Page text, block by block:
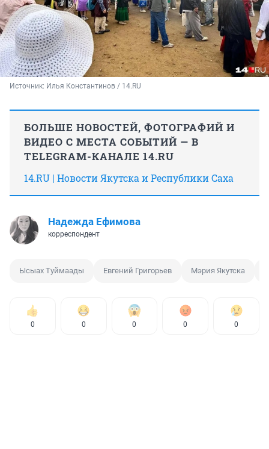
Источник: Илья Константинов / 14.RU
БОЛЬШЕ НОВОСТЕЙ, ФОТОГРАФИЙ И
ВИДЕО С МЕСТА СОБЫТИЙ — В
TELEGRAM-КАНАЛЕ 14.RU
14.RU | Новости Якутска и Республики Саха
Надежда Ефимова
корреспондент
Ысыах Туймаады Евгений Григорьев Мэрия Якутска
0 0 0 0 0